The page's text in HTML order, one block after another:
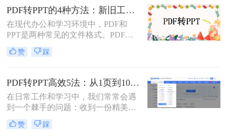
需求。但多数人在寻找免费转换方法
时，要么遭遇操作繁琐的困境，要么
面临转换后格式错乱、信息丢失的问
题，甚至担心文件隐私泄露
PDF转PPT的4种方法：新旧工具对比，哪个更适合批量转换！
在现代办公和学习环境中，PDF和
PPT是两种常见的文件格式。PDF文
件因其跨平台性和不易修改性而广受
欢迎，而PPT则因其强大的演示功能
要将PDF文件转换为PPT格式，以便
进行编辑、修改或演示。那么pdf怎么
转换成ppt呢？本文将详细介绍几种将
PDF转换为PPT的方法，帮助您轻松
实现文件格式的转换。
赞 踩
PDF转PPT高效5法：从1页到100页，方法选择差异很大！
在日常工作和学习中，我们常常会遇
到一个棘手的问题：收到一份精美的
PDF文件，却需要将其内容用于自己
的PPT演示文稿中。PDF因其格式固
赞 踩